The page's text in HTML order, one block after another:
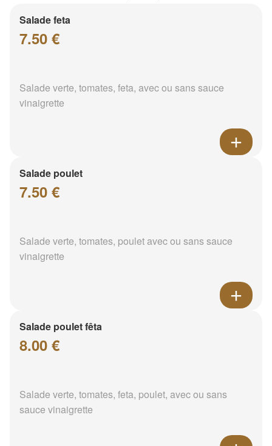
Salade feta
7.50 €
Salade verte, tomates, feta, avec ou sans sauce
vinaigrette
Salade poulet
7.50 €
Salade verte, tomates, poulet avec ou sans sauce
vinaigrette
Salade poulet fêta
8.00 €
Salade verte, tomates, feta, poulet, avec ou sans
sauce vinaigrette